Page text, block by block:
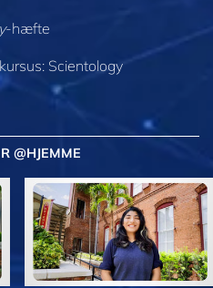
-hæfte
Scientology
@HJEMME